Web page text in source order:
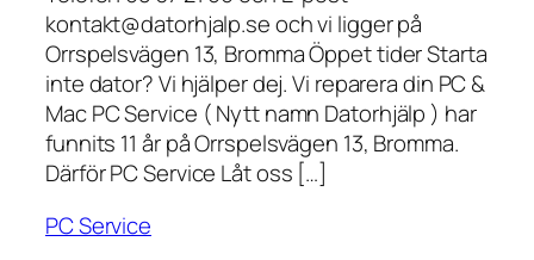
kontakt@datorhjalp.se och vi ligger på
Orrspelsvägen 13, Bromma Öppet tider Starta
inte dator? Vi hjälper dej. Vi reparera din PC &
Mac PC Service ( Nytt namn Datorhjälp ) har
funnits 11 år på Orrspelsvägen 13, Bromma.
Därför PC Service Låt oss […]
PC Service